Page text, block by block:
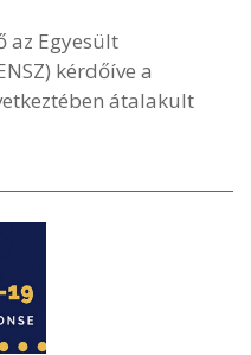
az Egyesült
kérdőíve a
átalakult